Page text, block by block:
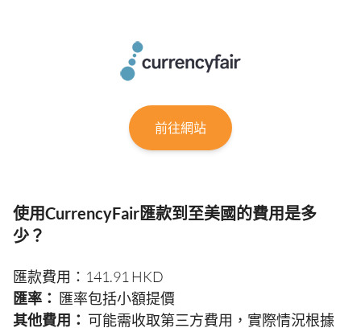
前往網站
使用CurrencyFair匯款到至美國的費用是多
少？
匯款費用：141.91 HKD
匯率： 匯率包括小額提價
其他費用： 可能需收取第三方費用，實際情況根據